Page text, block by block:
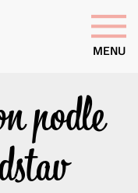
MENU
podle